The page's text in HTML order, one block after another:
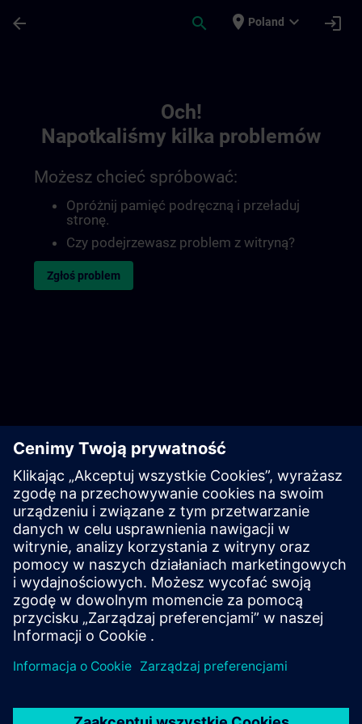
arrow_back search place Poland expand_more login
Och!
Napotkaliśmy kilka problemów
Możesz chcieć spróbować:
Opróżnij pamięć podręczną i przeładuj
stronę.
Czy podejrzewasz problem z witryną?
Zgłoś problem